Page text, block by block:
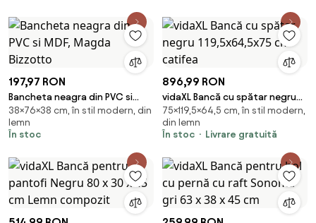
197,97 RON
Bancheta neagra din PVC si
MDF, Magda Bizzotto
38×76×38 cm, în stil modern, din
lemn
În stoc
896,99 RON
vidaXL Bancă cu spătar negru
119,5x64,5x75 cm catifea
75×119,5×64,5 cm, în stil modern,
din lemn
În stoc
Livrare gratuită